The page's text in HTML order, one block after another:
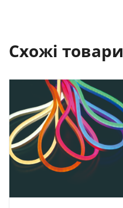
Схожі товари